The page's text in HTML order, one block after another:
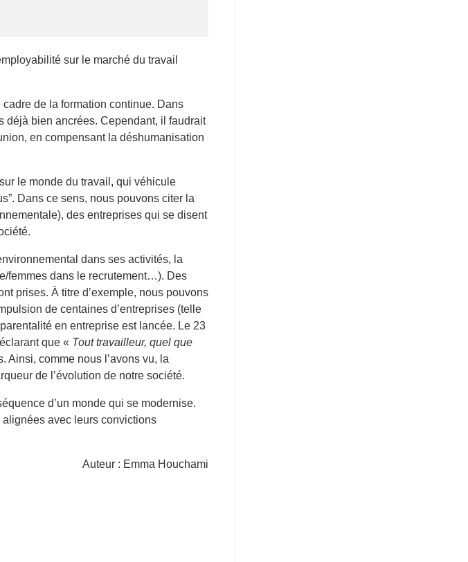
sur le marché du travail
de la formation continue. Dans
déjà bien ancrées. Cependant, il faudrait
en compensant la déshumanisation
le monde du travail, qui véhicule
Dans ce sens, nous pouvons citer la
des entreprises qui se disent
dans ses activités, la
femmes dans le recrutement…). Des
prises. À titre d’exemple, nous pouvons
de centaines d’entreprises (telle
en entreprise est lancée. Le 23
que « Tout travailleur, quel que
Ainsi, comme nous l’avons vu, la
de l’évolution de notre société.
d’un monde qui se modernise.
avec leurs convictions
Auteur : Emma Houchami